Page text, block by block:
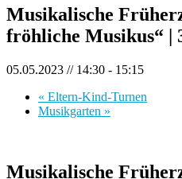
Musikalische
fröhliche Musikus“ |
05.05.2023 // 14:30 - 15:15
« Eltern-Kind-Turnen
Musikgarten »
Musikalische